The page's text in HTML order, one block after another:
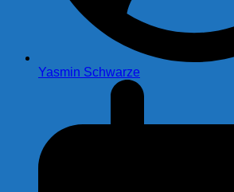
Yasmin Schwarze